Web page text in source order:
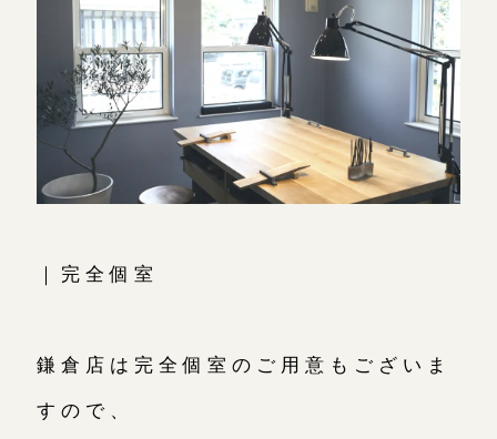
｜完全個室
鎌倉店は完全個室のご用意もございま
すので、